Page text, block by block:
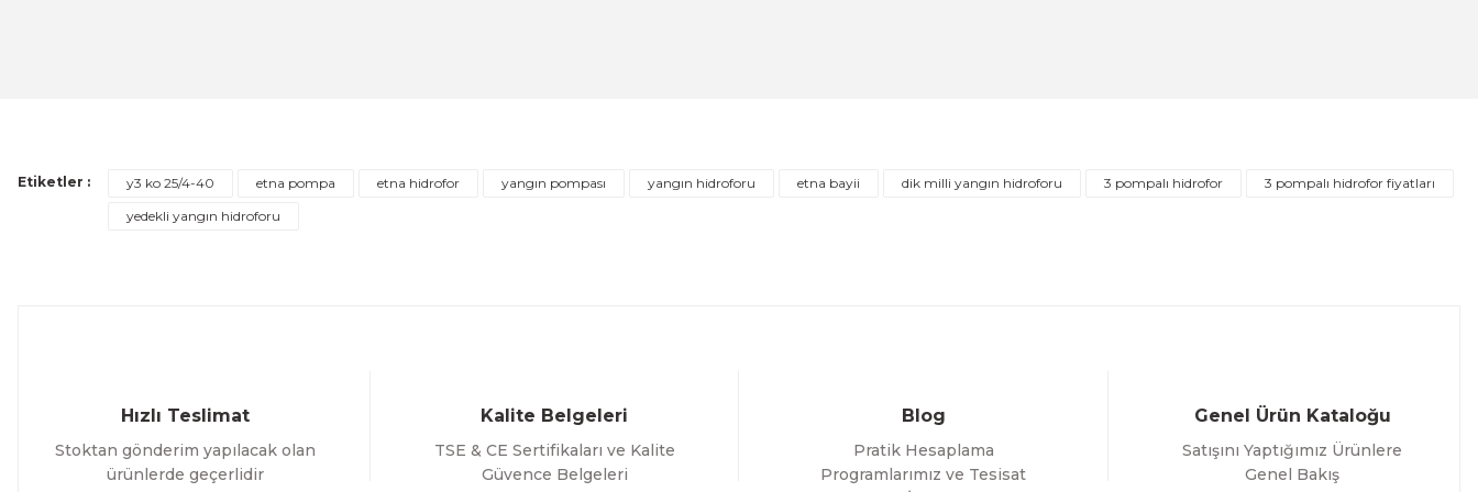
Etiketler : y3 ko 25/4-40 etna pompa etna hidrofor yangın pompası yangın hidroforu etna bayii dik milli yangın hidroforu 3 pompalı hidrofor
3 pompalı hidrofor fiyatları
yedekli yangın hidroforu
Hızlı Teslimat
Stoktan gönderim yapılacak olan
ürünlerde geçerlidir
Kalite Belgeleri
TSE & CE Sertifikaları ve Kalite
Güvence Belgeleri
Blog
Pratik Hesaplama
Programlarımız ve Tesisat
Genel Ürün Kataloğu
Satışını Yaptığımız Ürünlere
Genel Bakış